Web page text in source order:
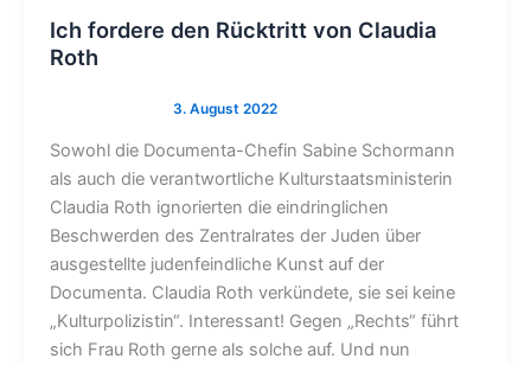
Ich fordere den Rücktritt von Claudia
Roth
Sowohl die Documenta-Chefin Sabine Schormann
als auch die verantwortliche Kulturstaatsministerin
Claudia Roth ignorierten die eindringlichen
Beschwerden des Zentralrates der Juden über
ausgestellte judenfeindliche Kunst auf der
Documenta. Claudia Roth verkündete, sie sei keine
„Kulturpolizistin“. Interessant! Gegen „Rechts“ führt
sich Frau Roth gerne als solche auf. Und nun